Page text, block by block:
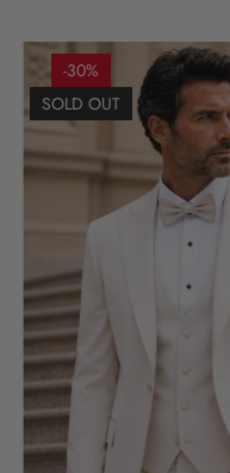
-30%
SOLD OUT